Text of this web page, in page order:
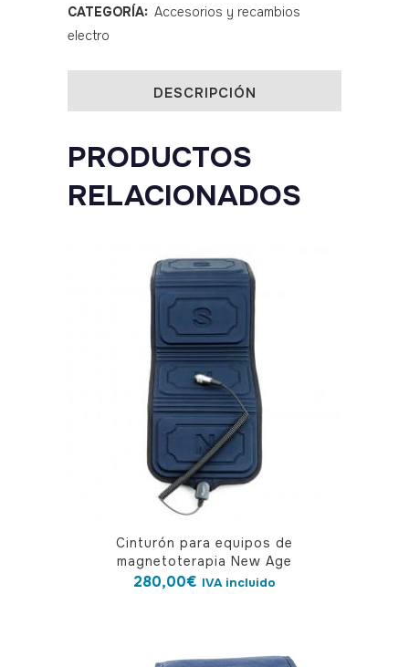
TEKRA
CATEGORÍA: Accesorios y recambios
electro
DESCRIPCIÓN
PRODUCTOS
RELACIONADOS
Cinturón para equipos de
magnetoterapia New Age
280,00€ IVA incluido